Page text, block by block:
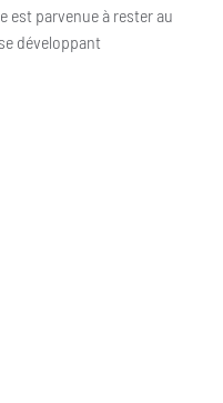
est parvenue à rester au
développant